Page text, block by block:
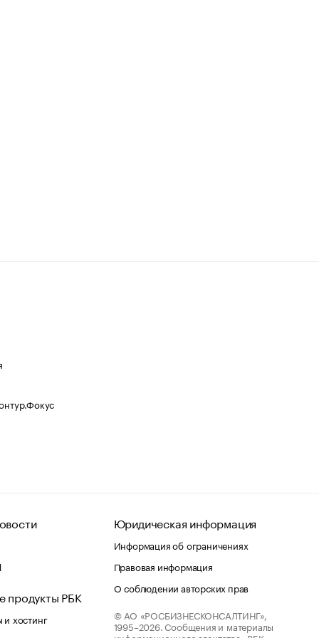
продукты РБК
хостинг
Юридическая информация
Информация об ограничениях
Правовая информация
О соблюдении авторских прав
© АО «РОСБИЗНЕСКОНСАЛТИНГ»,
1995–2026. Сообщения и материалы